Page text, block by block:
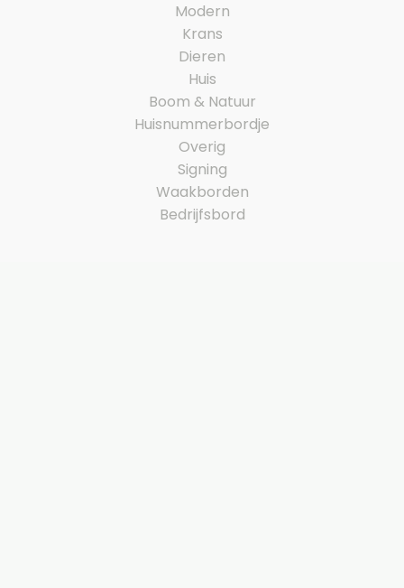
Modern
Krans
Dieren
Huis
Boom & Natuur
Huisnummerbordje
Overig
Signing
Waakborden
Bedrijfsbord